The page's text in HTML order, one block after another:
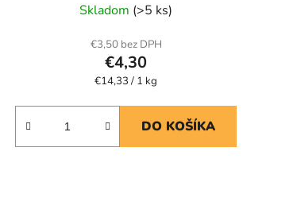
hodnotenie
produktu
je
5,0
z
hviezdičiek.
Skladom (>5 ks)
€3,50 bez DPH
€4,30
Jednotková
€14,33 / 1 kg
DO KOŠÍKA